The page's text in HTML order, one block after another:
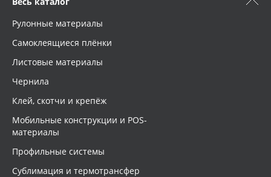
Рулонные материалы
Самоклеящиеся плёнки
Листовые материалы
Чернила
Клей, скотчи и крепёж
Мобильные конструкции и POS-
материалы
Профильные системы
Сублимация и термотрансфер